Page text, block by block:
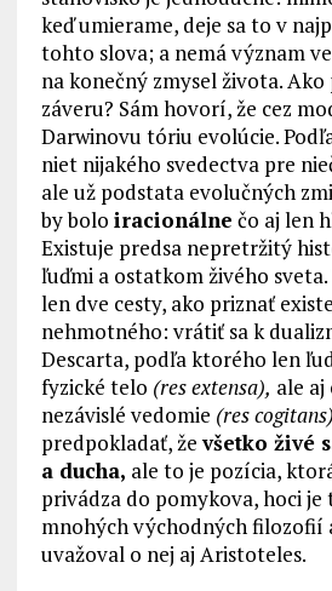
keď umierame, deje sa to v
tohto slova; a nemá význam
na konečný zmysel života.
záveru? Sám hovorí, že cez
Darwinovu tóriu evolúcie.
niet nijakého svedectva pre
ale už podstata evolučných
by bolo iracionálne čo aj len
Existuje predsa nepretržitý
ľuďmi a ostatkom živého
len dve cesty, ako priznať
nehmotného: vrátiť sa k
Descarta, podľa ktorého len
fyzické telo (res extensa), ale
nezávislé vedomie (res
predpokladať, ževšetko živé
a ducha, ale to je pozícia,
privádza do pomykova, hoci
mnohých východných filozofií
uvažoval o nej aj Aristoteles.